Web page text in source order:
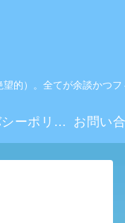
的）。全てが余談かつフ
プライバシーポリシー